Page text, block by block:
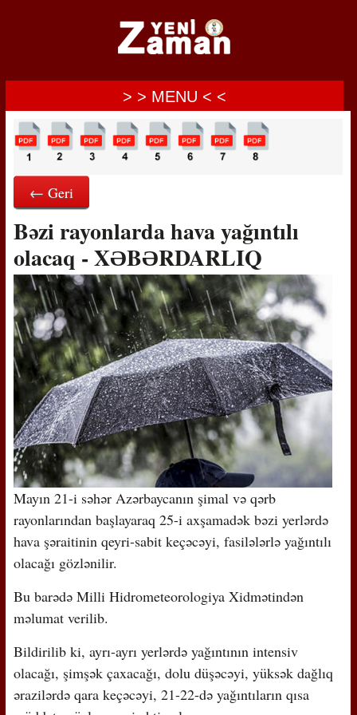
> > MENU < <
← Geri
Bəzi rayonlarda hava yağıntılı
olacaq - XƏBƏRDARLIQ
Mayın 21-i səhər Azərbaycanın şimal və qərb
rayonlarından başlayaraq 25-i axşamadək bəzi yerlərdə
hava şəraitinin qeyri-sabit keçəcəyi, fasilələrlə yağıntılı
olacağı gözlənilir.
Bu barədə Milli Hidrometeorologiya Xidmətindən
məlumat verilib.
Bildirilib ki, ayrı-ayrı yerlərdə yağıntının intensiv
olacağı, şimşək çaxacağı, dolu düşəcəyi, yüksək dağlıq
ərazilərdə qara keçəcəyi, 21-22-də yağıntıların qısa